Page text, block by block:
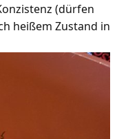
(dürfen
heißem Zustand in